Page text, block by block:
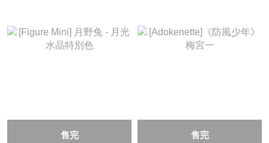
售完 售完